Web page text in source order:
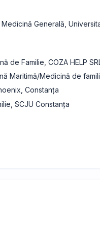
Generală,
de Familie, COZA HELP
Maritimă/Medicină de
Constanța
SCJU Constanța